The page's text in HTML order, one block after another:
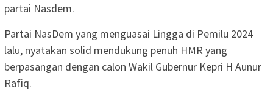
partai Nasdem.
Partai NasDem yang menguasai Lingga di Pemilu 2024
lalu, nyatakan solid mendukung penuh HMR yang
berpasangan dengan calon Wakil Gubernur Kepri H Aunur
Rafiq.